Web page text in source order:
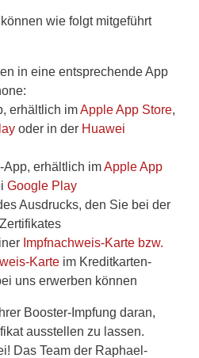
wie folgt mitgeführt
in eine entsprechende App
erhältlich imApple App Store,
oder in der Huawei
App, erhältlich imApple App
Google Play
Ausdrucks, den Sie bei der
Impfnachweis-Karte bzw.
Karte im Kreditkarten-
uns erwerben können
Booster-Impfung daran,
ausstellen zu lassen.
Das Team der Raphael-